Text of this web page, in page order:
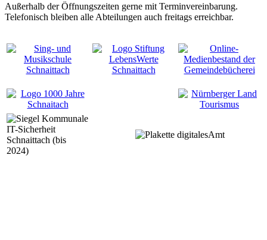
Außerhalb der Öffnungszeiten gerne mit Terminvereinbarung.
Telefonisch bleiben alle Abteilungen auch freitags erreichbar.